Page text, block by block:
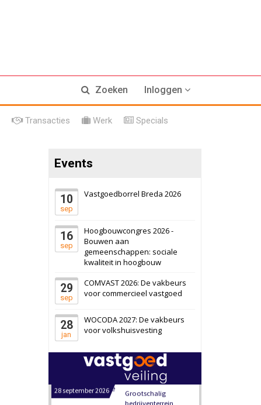
Zoeken Inloggen
Transacties Werk Specials
Events
10
sep
Vastgoedborrel Breda 2026
16
sep
Hoogbouwcongres 2026 -
Bouwen aan
gemeenschappen: sociale
kwaliteit in hoogbouw
29
sep
COMVAST 2026: De vakbeurs
voor commercieel vastgoed
28
jan
WOCODA 2027: De vakbeurs
voor volkshuisvesting
17 september 2026
Voormalig
politiebureau
6 oktober 2026 Transformatieobject
Schiedam
22 september 2026 Attractiepark
Bekijk
Oranje
28 september 2026
bedrijventerrein
Schuinesloot
27 augustus 2026 Binnenvaartschip